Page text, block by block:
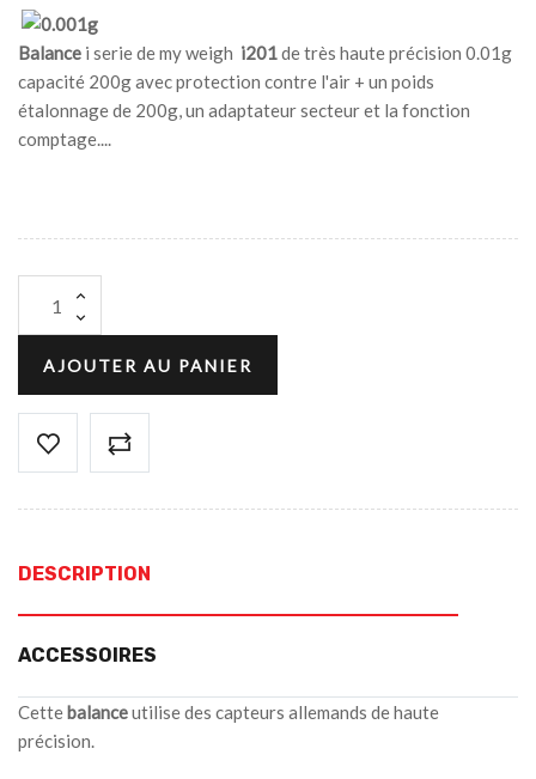
Balance i serie de my weigh i201de très haute précision 0.01g
capacité 200g avec protection contre l'air + un poids
étalonnage de 200g, un adaptateur secteur et la fonction
comptage....
AJOUTER AU PANIER
DESCRIPTION
ACCESSOIRES
Cettebalanceutilise des capteurs allemands de haute
précision.